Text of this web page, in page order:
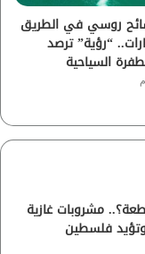
روسي في الطريق
“رؤية” ترصد
السياحية
مشروبات غازية
فلسطين